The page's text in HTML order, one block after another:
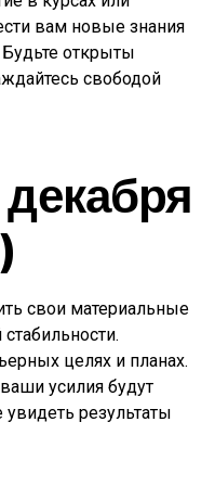
вам новые знания
открыты
свободой
декабря
свои материальные
целях и планах.
усилия будут
результаты